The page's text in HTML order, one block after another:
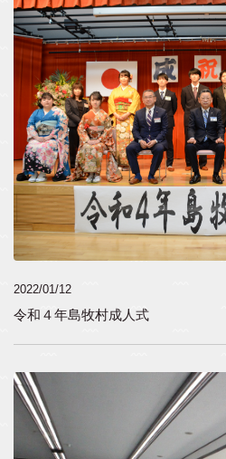
2022/01/12
令和４年島牧村成人式